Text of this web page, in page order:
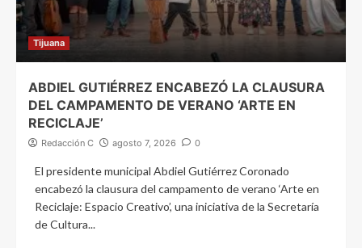
Tijuana
ABDIEL GUTIÉRREZ ENCABEZÓ LA CLAUSURA
DEL CAMPAMENTO DE VERANO ‘ARTE EN
RECICLAJE’
Redacción C agosto 7, 2026 0
El presidente municipal Abdiel Gutiérrez Coronado
encabezó la clausura del campamento de verano ‘Arte en
Reciclaje: Espacio Creativo’, una iniciativa de la Secretaría
de Cultura...